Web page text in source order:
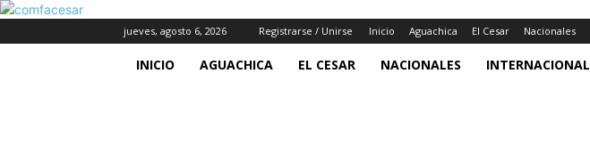
jueves, agosto 6, 2026 Registrarse / Unirse Inicio Aguachica El Cesar Nacionales
INICIO AGUACHICA EL CESAR NACIONALES INTERNACIONAL